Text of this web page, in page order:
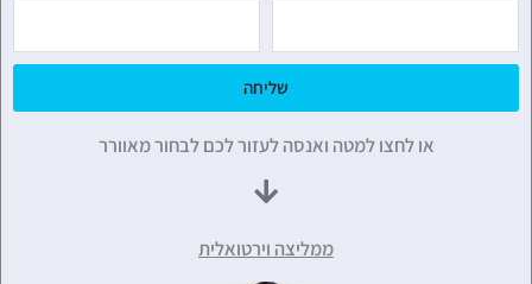
שליחה
או לחצו למטה ואנסה לעזור לכם לבחור מאוורר
ממליצה וירטואלית